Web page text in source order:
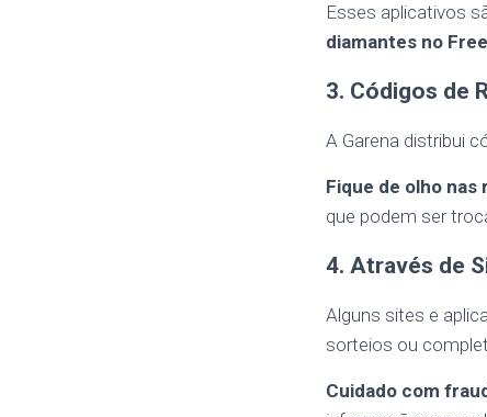
Esses aplicativos
diamantes no
3. Códigos de
A Garena distribui
Fique de olho
que podem ser
4. Através de
Alguns sites e
sorteios ou
Cuidado com